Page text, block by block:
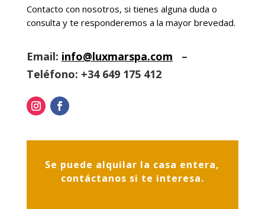
Contacto con nosotros, si tienes alguna duda o
consulta y te responderemos a la mayor brevedad.
Email: info@luxmarspa.com –
Teléfono: +34 649 175 412
Se puede alquilar la casa entera,
contáctanos si te interesa.